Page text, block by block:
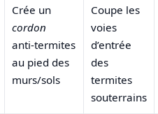
Crée un
cordon
anti‑termites
au pied des
murs/sols
Coupe les
voies
d’entrée
des
termites
souterrains